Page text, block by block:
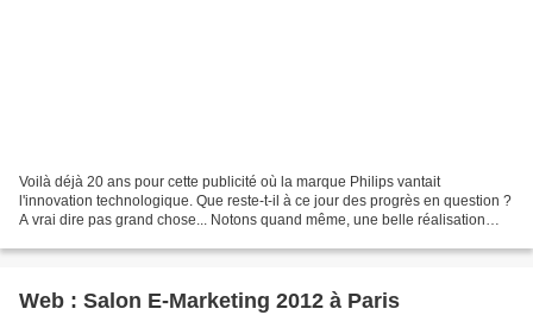
Voilà déjà 20 ans pour cette publicité où la marque Philips vantait
l'innovation technologique. Que reste-t-il à ce jour des progrès en question ?
A vrai dire pas grand chose... Notons quand même, une belle réalisation
Web : Salon E-Marketing 2012 à Paris